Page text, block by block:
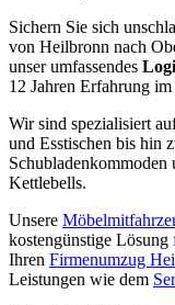
Sichern Sie sich
von Heilbronn nach
unser umfassendes
12 Jahren Erfahrung
Wir sind spezialisiert
und Esstischen bis hin
Schubladenkommoden
Kettlebells.
Unsere
kostengünstige Lösung
Ihren Firmenumzug
Leistungen wie dem